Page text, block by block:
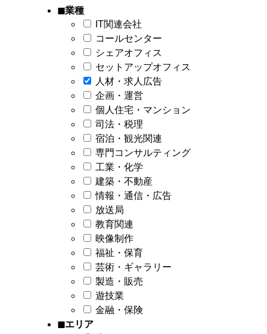
◼︎業種
IT関連会社
コールセンター
シェアオフィス
セットアップオフィス
人材・求人広告
企画・運営
個人住宅・マンション
司法・税理
宿泊・観光関連
専門コンサルティング
工業・化学
建築・不動産
情報・通信・広告
放送局
教育関連
映像制作
福祉・保育
芸術・ギャラリー
製造・販売
遊技業
金融・保険
◼︎エリア